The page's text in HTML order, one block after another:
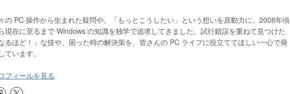
の PC 操作から生まれた疑問や、「もっとこうしたい」という想いを原動力に、2008年頃
現在に至るまで Windows の知識を独学で追求してきました。試行錯誤を重ねて見つけた
なるほど！」な技や、困った時の解決策を、皆さんの PC ライフに役立ててほしい一心で発
ています。
フィールを見る